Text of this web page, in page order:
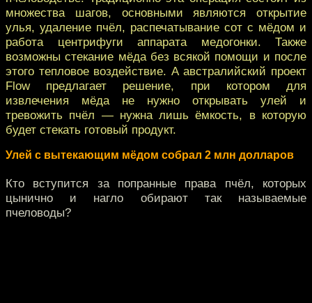
множества шагов, основными являются открытие
улья, удаление пчёл, распечатывание сот с мёдом и
работа центрифуги аппарата медогонки. Также
возможны стекание мёда без всякой помощи и после
этого тепловое воздействие. А австралийский проект
Flow предлагает решение, при котором для
извлечения мёда не нужно открывать улей и
тревожить пчёл — нужна лишь ёмкость, в которую
будет стекать готовый продукт.
Улей с вытекающим мёдом собрал 2 млн долларов
Кто вступится за попранные права пчёл, которых
цынично и нагло обирают так называемые
пчеловоды?